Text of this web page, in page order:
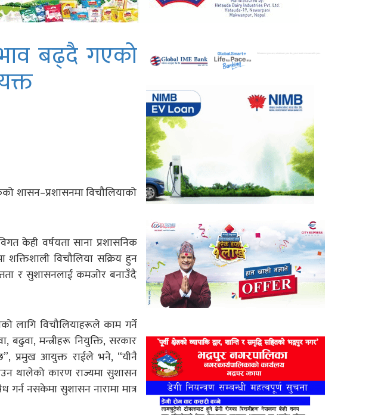
बढ्दै गएको
शासन–प्रशासनमा विचौलियाको
केही वर्षयता साना प्रशासनिक
शक्तिशाली विचौलिया सक्रिय हुन
र सुशासनलाई कमजोर बनाउँदै
लागि विचौलियाहरूले काम गर्ने
बढुवा, मन्त्रीहरू नियुक्ति, सरकार
प्रमुख आयुक्त राईले भने, “यीनै
थालेको कारण राज्यमा सुशासन
नसकेमा सुशासन नारामा मात्र